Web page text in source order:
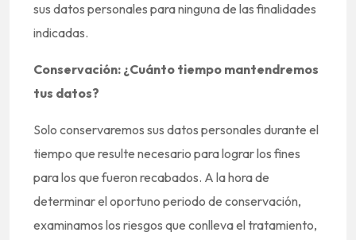
sus datos personales para ninguna de las finalidades
indicadas.
Conservación: ¿Cuánto tiempo mantendremos
tus datos?
Solo conservaremos sus datos personales durante el
tiempo que resulte necesario para lograr los fines
para los que fueron recabados. A la hora de
determinar el oportuno periodo de conservación,
examinamos los riesgos que conlleva el tratamiento,